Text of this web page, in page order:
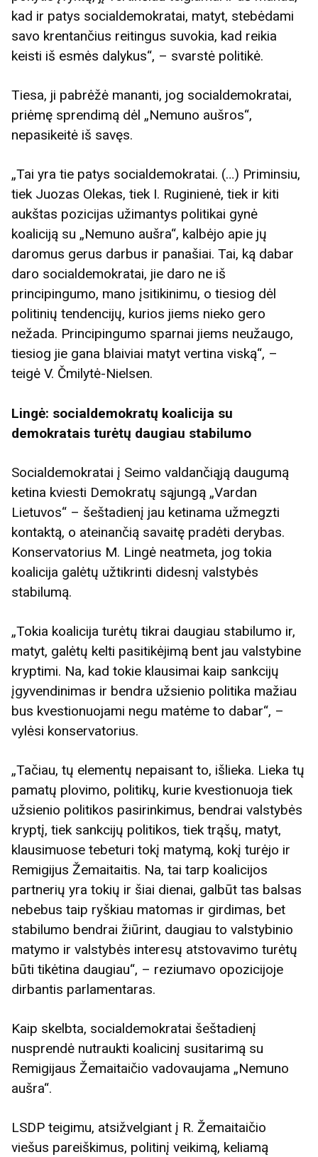
kad ir patys socialdemokratai, matyt, stebėdami
savo krentančius reitingus suvokia, kad reikia
keisti iš esmės dalykus“, – svarstė politikė.
Tiesa, ji pabrėžė mananti, jog socialdemokratai,
priėmę sprendimą dėl „Nemuno aušros“,
nepasikeitė iš savęs.
„Tai yra tie patys socialdemokratai. (…) Priminsiu,
tiek Juozas Olekas, tiek I. Ruginienė, tiek ir kiti
aukštas pozicijas užimantys politikai gynė
koaliciją su „Nemuno aušra“, kalbėjo apie jų
daromus gerus darbus ir panašiai. Tai, ką dabar
daro socialdemokratai, jie daro ne iš
principingumo, mano įsitikinimu, o tiesiog dėl
politinių tendencijų, kurios jiems nieko gero
nežada. Principingumo sparnai jiems neužaugo,
tiesiog jie gana blaiviai matyt vertina viską“, –
teigė V. Čmilytė-Nielsen.
Lingė: socialdemokratų koalicija su
demokratais turėtų daugiau stabilumo
Socialdemokratai į Seimo valdančiąją daugumą
ketina kviesti Demokratų sąjungą „Vardan
Lietuvos“ – šeštadienį jau ketinama užmegzti
kontaktą, o ateinančią savaitę pradėti derybas.
Konservatorius M. Lingė neatmeta, jog tokia
koalicija galėtų užtikrinti didesnį valstybės
stabilumą.
„Tokia koalicija turėtų tikrai daugiau stabilumo ir,
matyt, galėtų kelti pasitikėjimą bent jau valstybine
kryptimi. Na, kad tokie klausimai kaip sankcijų
įgyvendinimas ir bendra užsienio politika mažiau
bus kvestionuojami negu matėme to dabar“, –
vylėsi konservatorius.
„Tačiau, tų elementų nepaisant to, išlieka. Lieka tų
pamatų plovimo, politikų, kurie kvestionuoja tiek
užsienio politikos pasirinkimus, bendrai valstybės
kryptį, tiek sankcijų politikos, tiek trąšų, matyt,
klausimuose tebeturi tokį matymą, kokį turėjo ir
Remigijus Žemaitaitis. Na, tai tarp koalicijos
partnerių yra tokių ir šiai dienai, galbūt tas balsas
nebebus taip ryškiau matomas ir girdimas, bet
stabilumo bendrai žiūrint, daugiau to valstybinio
matymo ir valstybės interesų atstovavimo turėtų
būti tikėtina daugiau“, – reziumavo opozicijoje
dirbantis parlamentaras.
Kaip skelbta, socialdemokratai šeštadienį
nusprendė nutraukti koalicinį susitarimą su
Remigijaus Žemaitaičio vadovaujama „Nemuno
aušra“.
LSDP teigimu, atsižvelgiant į R. Žemaitaičio
viešus pareiškimus, politinį veikimą, keliamą